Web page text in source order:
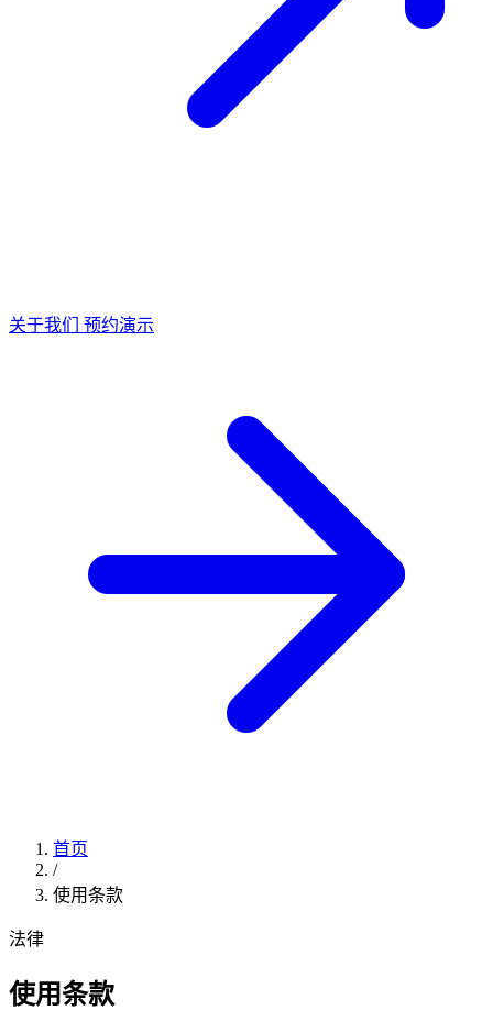
关于我们 预约演示
首页
/
使用条款
法律
使用条款